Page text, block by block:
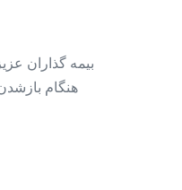
بیمه گذاران
هنگام